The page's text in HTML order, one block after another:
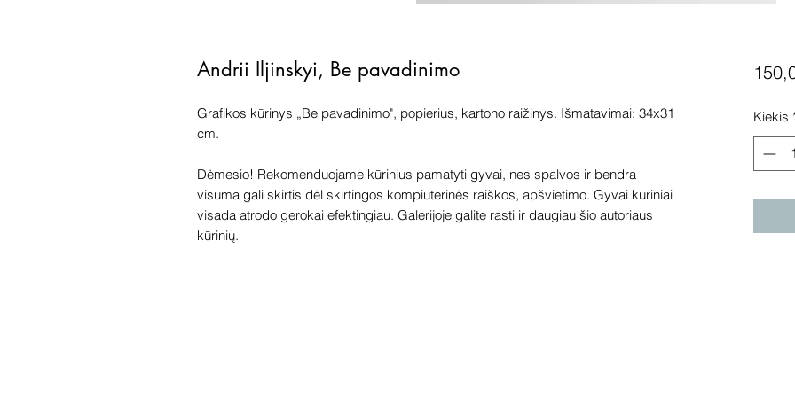
Andrii Iljinskyi, Be pavadinimo
Grafikos kūrinys „Be pavadinimo", popierius, kartono raižinys. Išmatavimai: 34x31
cm.
Dėmesio! Rekomenduojame kūrinius pamatyti gyvai, nes spalvos ir bendra
visuma gali skirtis dėl skirtingos kompiuterinės raiškos, apšvietimo. Gyvai kūriniai
visada atrodo gerokai efektingiau. Galerijoje galite rasti ir daugiau šio autoriaus
kūrinių.
Kiekis